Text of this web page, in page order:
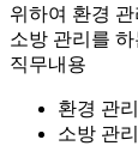
위하여 환경
소방 관리를
직무내용
환경 관리
소방 관리